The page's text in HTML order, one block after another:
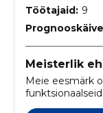
Töötajaid: 9
Meisterlik
Meie eesmärk
vajadustele ja